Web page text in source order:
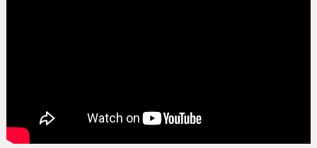
SKINI APLIKACIJU